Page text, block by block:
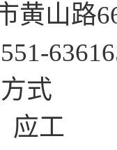
黄山路
式
应工